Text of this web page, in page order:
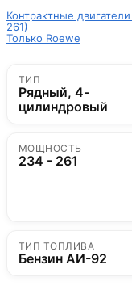
Контрактные
261)
Только Roewe
ТИП
Рядный, 4-
цилиндровый
МОЩНОСТЬ
234 - 261
ТИП ТОПЛИВА
Бензин АИ-92